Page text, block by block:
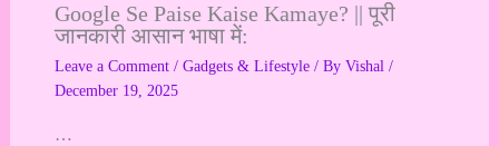
Google Se Paise Kaise Kamaye? || पूरी
जानकारी आसान भाषा में:
Leave a Comment / Gadgets & Lifestyle/ By Vishal /
December 19, 2025
…